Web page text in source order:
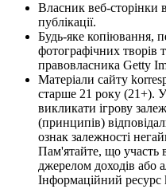
Власник веб-сторінки
публікації.
Будь-яке копіювання,
фотографічних творів
правовласника Getty
Матеріали сайту
старше 21 року (21+).
викликати ігрову
(принципів)
ознак залежності
Пам'ятайте, що участь
джерелом доходів або
Інформаційний ресурс